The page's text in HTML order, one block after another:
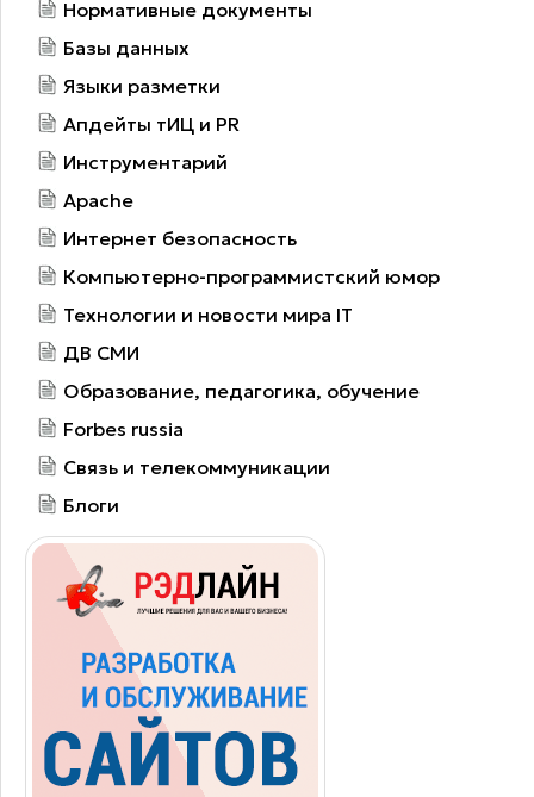
Нормативные документы
Базы данных
Языки разметки
Апдейты тИЦ и PR
Инструментарий
Apache
Интернет безопасность
Компьютерно-программистский юмор
Технологии и новости мира IT
ДВ СМИ
Образование, педагогика, обучение
Forbes russia
Связь и телекоммуникации
Блоги